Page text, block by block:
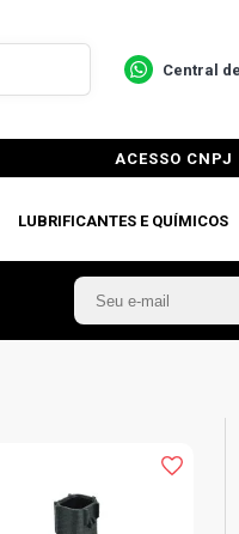
Central
ACESSO CNPJ
LUBRIFICANTES E QUÍMICOS